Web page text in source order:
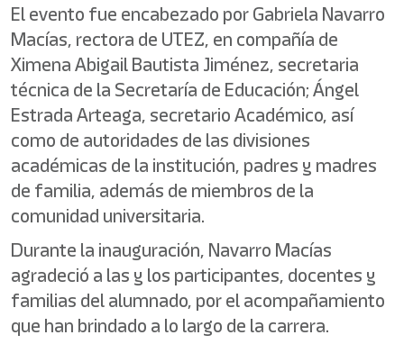
El evento fue encabezado por Gabriela Navarro
Macías, rectora de UTEZ, en compañía de
Ximena Abigail Bautista Jiménez, secretaria
técnica de la Secretaría de Educación; Ángel
Estrada Arteaga, secretario Académico, así
como de autoridades de las divisiones
académicas de la institución, padres y madres
de familia, además de miembros de la
comunidad universitaria.
Durante la inauguración, Navarro Macías
agradeció a las y los participantes, docentes y
familias del alumnado, por el acompañamiento
que han brindado a lo largo de la carrera.